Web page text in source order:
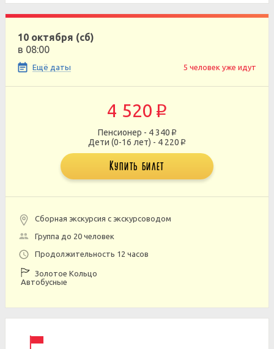
10 октября (сб)
в 08:00
Ещё даты 5 человек уже идут
4 520 p
Пенсионер - 4 340 p
Дети (0-16 лет) - 4 220 p
Купить билет
Сборная экскурсия с экскурсоводом
Группа до 20 человек
Продолжительность 12 часов
Золотое Кольцо
Автобусные